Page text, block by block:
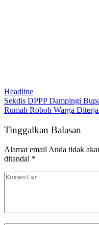
Headline
Sekdis DPPP Dampingi
Rumah Roboh Warga
Tinggalkan Balasan
Alamat email Anda tidak
ditandai *